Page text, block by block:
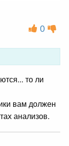
0
то ли
вам должен
анализов.